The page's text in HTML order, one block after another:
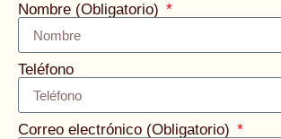
Nombre (Obligatorio)
Teléfono
Correo electrónico (Obligatorio)